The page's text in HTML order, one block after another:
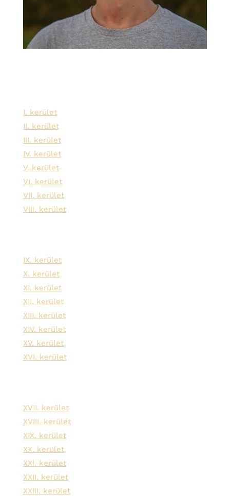
I. kerület
II. kerület
III. kerület
IV. kerület
V. kerület
VI. kerület
VII. kerület
VIII. kerület
IX. kerület
X. kerület
XI. kerület
XII. kerület
XIII. kerület
XIV. kerület
XV. kerület
XVI. kerület
XVII. kerület
XVIII. kerület
XIX. kerület
XX. kerület
XXI. kerület
XXII. kerület
XXIII. kerület